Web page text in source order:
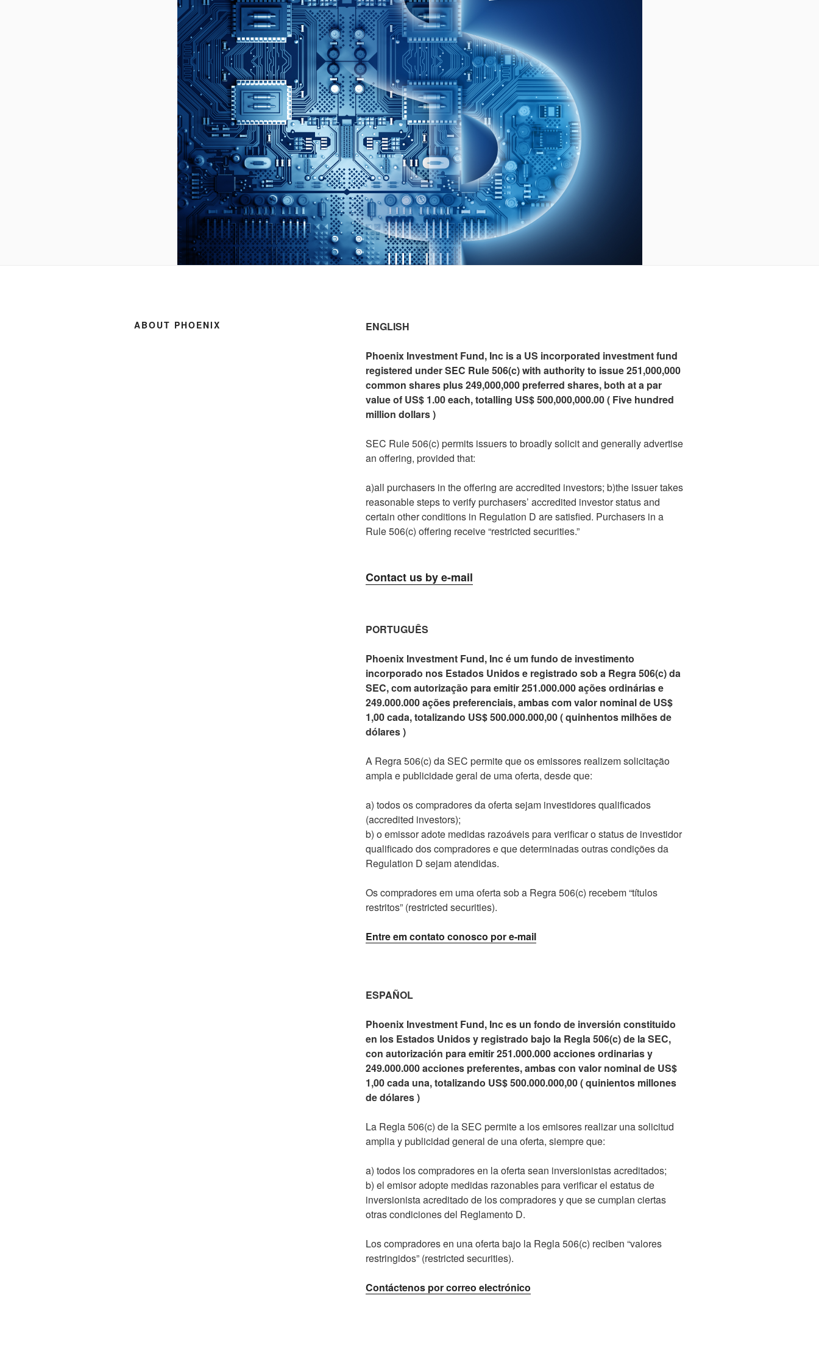
ABOUT PHOENIX ENGLISH
Phoenix Investment Fund, Inc is a US incorporated investment fund
registered under SEC Rule 506(c)with authority to issue 251,000,000
common shares plus 249,000,000 preferred shares, both at a par
value of US$ 1.00 each, totalling US$ 500,000,000.00 ( Five hundred
million dollars)
SEC Rule 506(c) permits issuers to broadly solicit and generally advertise
an offering, provided that:
a)all purchasers in the offering are accredited investors; b)the issuer takes
reasonable steps to verify purchasers’ accredited investor status and
certain other conditions in Regulation D are satisfied. Purchasers in a
Rule 506(c) offering receive “restricted securities.”
Contact us by e-mail
PORTUGUÊS
Phoenix Investment Fund, Inc é um fundo de investimento
incorporado nos Estados Unidos e registrado sob a Regra 506(c) da
SEC, com autorização para emitir 251.000.000 ações ordinárias e
249.000.000 ações preferenciais, ambas com valor nominal de US$
1,00 cada, totalizando US$ 500.000.000,00 ( quinhentos milhões de
dólares )
A Regra 506(c) da SEC permite que os emissores realizem solicitação
ampla e publicidade geral de uma oferta, desde que:
a) todos os compradores da oferta sejam investidores qualificados
(accredited investors);
b) o emissor adote medidas razoáveis para verificar o status de investidor
qualificado dos compradores e que determinadas outras condições da
Regulation D sejam atendidas.
Os compradores em uma oferta sob a Regra 506(c) recebem “títulos
restritos” (restricted securities).
Entre em contato conosco por e-mail
ESPAÑOL
Phoenix Investment Fund, Inc es un fondo de inversión constituido
en los Estados Unidos y registrado bajo la Regla 506(c) de la SEC,
con autorización para emitir 251.000.000 acciones ordinarias y
249.000.000 acciones preferentes, ambas con valor nominal de US$
1,00 cada una, totalizando US$ 500.000.000,00 ( quinientos millones
de dólares )
La Regla 506(c) de la SEC permite a los emisores realizar una solicitud
amplia y publicidad general de una oferta, siempre que:
a) todos los compradores en la oferta sean inversionistas acreditados;
b) el emisor adopte medidas razonables para verificar el estatus de
inversionista acreditado de los compradores y que se cumplan ciertas
otras condiciones del Reglamento D.
Los compradores en una oferta bajo la Regla 506(c) reciben “valores
restringidos” (restricted securities).
Contáctenos por correo electrónico